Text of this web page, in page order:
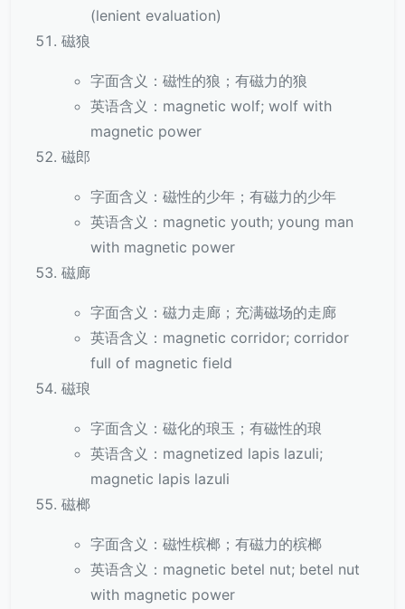
(lenient evaluation)
磁狼
字面含义：磁性的狼；有磁力的狼
英语含义：magnetic wolf; wolf with
magnetic power
磁郎
字面含义：磁性的少年；有磁力的少年
英语含义：magnetic youth; young man
with magnetic power
磁廊
字面含义：磁力走廊；充满磁场的走廊
英语含义：magnetic corridor; corridor
full of magnetic field
磁琅
字面含义：磁化的琅玉；有磁性的琅
英语含义：magnetized lapis lazuli;
magnetic lapis lazuli
磁榔
字面含义：磁性槟榔；有磁力的槟榔
英语含义：magnetic betel nut; betel nut
with magnetic power